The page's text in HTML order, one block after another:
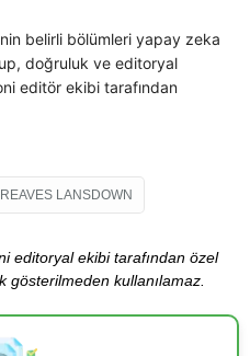
belirli bölümleri yapay zeka
doğruluk ve editoryal
editör ekibi tarafından
LANSDOWN
editoryal ekibi tarafından özel
gösterilmeden kullanılamaz.